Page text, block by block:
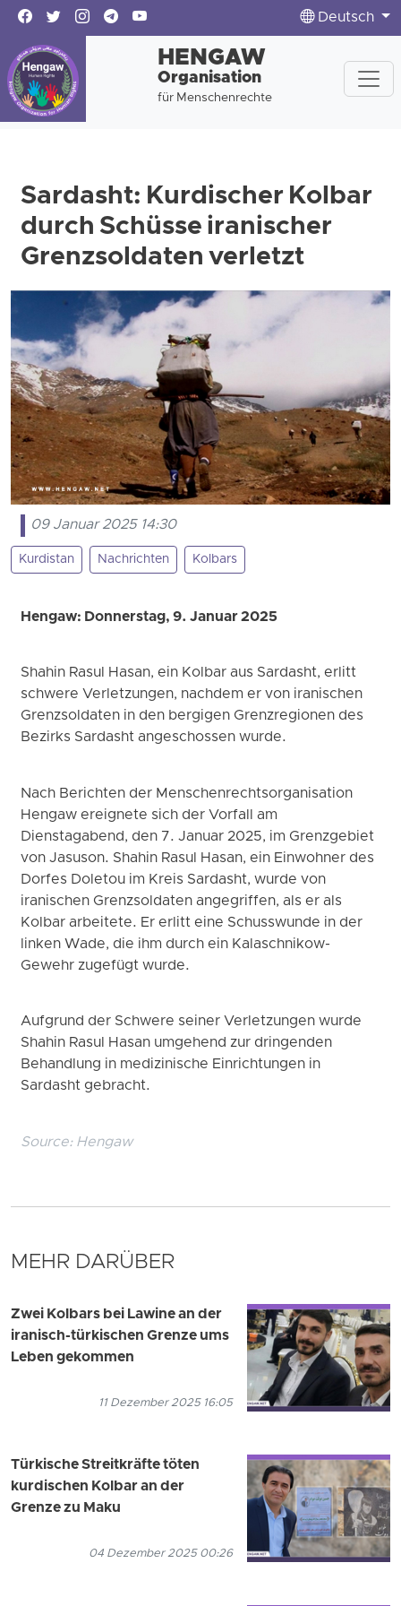
Deutsch
HENGAW
Organisation
für Menschenrechte
Sardasht: Kurdischer Kolbar
durch Schüsse iranischer
Grenzsoldaten verletzt
09 Januar 2025 14:30
Kurdistan Nachrichten Kolbars
Hengaw: Donnerstag, 9. Januar 2025
Shahin Rasul Hasan, ein Kolbar aus Sardasht, erlitt
schwere Verletzungen, nachdem er von iranischen
Grenzsoldaten in den bergigen Grenzregionen des
Bezirks Sardasht angeschossen wurde.
Nach Berichten der Menschenrechtsorganisation
Hengaw ereignete sich der Vorfall am
Dienstagabend, den 7. Januar 2025, im Grenzgebiet
von Jasuson. Shahin Rasul Hasan, ein Einwohner des
Dorfes Doletou im Kreis Sardasht, wurde von
iranischen Grenzsoldaten angegriffen, als er als
Kolbar arbeitete. Er erlitt eine Schusswunde in der
linken Wade, die ihm durch ein Kalaschnikow-
Gewehr zugefügt wurde.
Aufgrund der Schwere seiner Verletzungen wurde
Shahin Rasul Hasan umgehend zur dringenden
Behandlung in medizinische Einrichtungen in
Sardasht gebracht.
Source: Hengaw
MEHR DARÜBER
Zwei Kolbars bei Lawine an der
iranisch-türkischen Grenze ums
Leben gekommen
11 Dezember 2025 16:05
Türkische Streitkräfte töten
kurdischen Kolbar an der
Grenze zu Maku
04 Dezember 2025 00:26